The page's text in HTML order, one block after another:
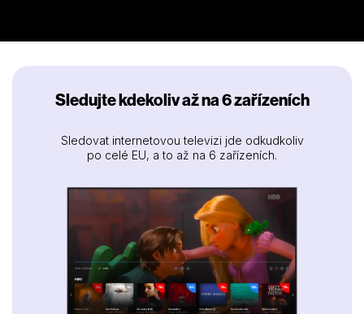
Sledujte kdekoliv až na 6 zařízeních
Sledovat internetovou televizi jde odkudkoliv
po celé EU, a to až na 6 zařízeních.